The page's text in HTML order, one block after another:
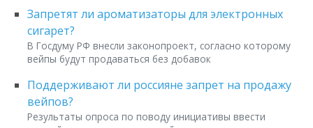
Запретят ли ароматизаторы для электронных
сигарет?
В Госдуму РФ внесли законопроект, согласно которому
вейпы будут продаваться без добавок
Поддерживают ли россияне запрет на продажу
вейпов?
Результаты опроса по поводу инициативы ввести